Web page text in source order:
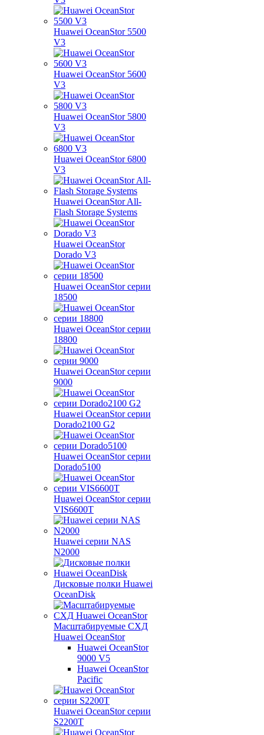
Huawei OceanStor 5500
V3
Huawei OceanStor 5600
V3
Huawei OceanStor 5800
V3
Huawei OceanStor 6800
V3
Huawei OceanStor All-
Flash Storage Systems
Huawei OceanStor
Dorado V3
Huawei OceanStor серии
18500
Huawei OceanStor серии
18800
Huawei OceanStor серии
9000
Huawei OceanStor серии
Dorado2100 G2
Huawei OceanStor серии
Dorado5100
Huawei OceanStor серии
VIS6600T
Huawei серии NAS
N2000
Дисковые полки Huawei
OceanDisk
Масштабируемые СХД
Huawei OceanStor
Huawei OceanStor
9000 V5
Huawei OceanStor
Pacific
Huawei OceanStor серии
S2200T